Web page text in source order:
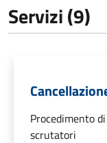
Servizi (9)
Procedimento
scrutatori